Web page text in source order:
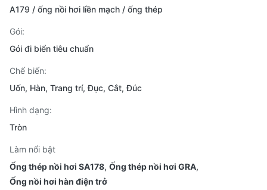
A179 / ống nồi hơi liền mạch / ống thép
Gói:
Gói đi biển tiêu chuẩn
Chế biến:
Uốn, Hàn, Trang trí, Đục, Cắt, Đúc
Hình dạng:
Tròn
Làm nổi bật
Ống thép nồi hơi SA178, Ống thép nồi hơi GRA,
Ống nồi hơi hàn điện trở